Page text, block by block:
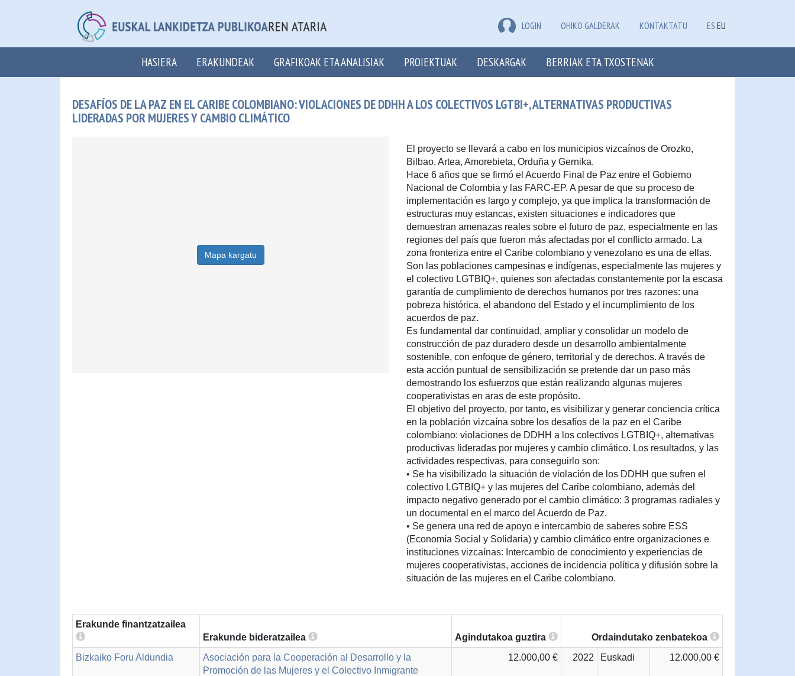
LOGIN OHIKO GALDERAK KONTAKTATU ES EU
HASIERA ERAKUNDEAK GRAFIKOAK ETA ANALISIAK PROIEKTUAK DESKARGAK BERRIAK ETA TXOSTENAK
DESAFÍOS DE LA PAZ EN EL CARIBE COLOMBIANO: VIOLACIONES DE DDHH A LOS COLECTIVOS LGTBI+, ALTERNATIVAS PRODUCTIVAS
LIDERADAS POR MUJERES Y CAMBIO CLIMÁTICO
Mapa kargatu
El proyecto se llevará a cabo en los municipios vizcaínos de Orozko,
Bilbao, Artea, Amorebieta, Orduña y Gernika.
Hace 6 años que se firmó el Acuerdo Final de Paz entre el Gobierno
Nacional de Colombia y las FARC-EP. A pesar de que su proceso de
implementación es largo y complejo, ya que implica la transformación de
estructuras muy estancas, existen situaciones e indicadores que
demuestran amenazas reales sobre el futuro de paz, especialmente en las
regiones del país que fueron más afectadas por el conflicto armado. La
zona fronteriza entre el Caribe colombiano y venezolano es una de ellas.
Son las poblaciones campesinas e indígenas, especialmente las mujeres y
el colectivo LGTBIQ+, quienes son afectadas constantemente por la escasa
garantía de cumplimiento de derechos humanos por tres razones: una
pobreza histórica, el abandono del Estado y el incumplimiento de los
acuerdos de paz.
Es fundamental dar continuidad, ampliar y consolidar un modelo de
construcción de paz duradero desde un desarrollo ambientalmente
sostenible, con enfoque de género, territorial y de derechos. A través de
esta acción puntual de sensibilización se pretende dar un paso más
demostrando los esfuerzos que están realizando algunas mujeres
cooperativistas en aras de este propósito.
El objetivo del proyecto, por tanto, es visibilizar y generar conciencia crítica
en la población vizcaína sobre los desafíos de la paz en el Caribe
colombiano: violaciones de DDHH a los colectivos LGTBIQ+, alternativas
productivas lideradas por mujeres y cambio climático. Los resultados, y las
actividades respectivas, para conseguirlo son:
• Se ha visibilizado la situación de violación de los DDHH que sufren el
colectivo LGTBIQ+ y las mujeres del Caribe colombiano, además del
impacto negativo generado por el cambio climático: 3 programas radiales y
un documental en el marco del Acuerdo de Paz.
• Se genera una red de apoyo e intercambio de saberes sobre ESS
(Economía Social y Solidaria) y cambio climático entre organizaciones e
instituciones vizcaínas: Intercambio de conocimiento y experiencias de
mujeres cooperativistas, acciones de incidencia política y difusión sobre la
situación de las mujeres en el Caribe colombiano.
Erakunde finantzatzailea
Erakunde bideratzailea
Agindutakoa guztira
Ordaindutako zenbatekoa
Bizkaiko Foru Aldundia
Asociación para la Cooperación al Desarrollo y la
Promoción de las Mujeres y el Colectivo Inmigrante
12.000,00 € 2022 Euskadi 12.000,00 €